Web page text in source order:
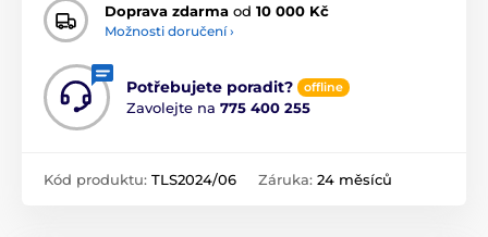
Doprava zdarma od 10 000 Kč
Možnosti doručení ›
Potřebujete poradit? offline
Zavolejte na 775 400 255
Kód produktu: TLS2024/06 Záruka: 24 měsíců